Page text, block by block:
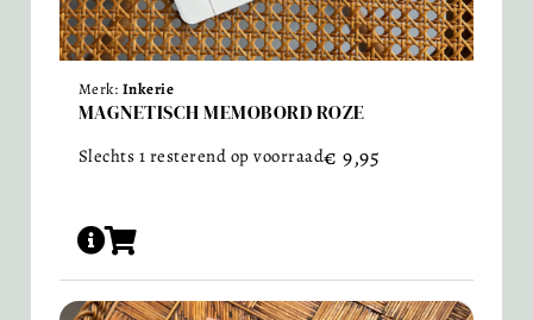
Merk: Inkerie
MAGNETISCH MEMOBORD ROZE
Slechts 1 resterend op voorraad€ 9,95